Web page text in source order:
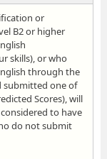
or
B2 or higher
skills), or who
through the
submitted one of
Scores), will
to have
do not submit